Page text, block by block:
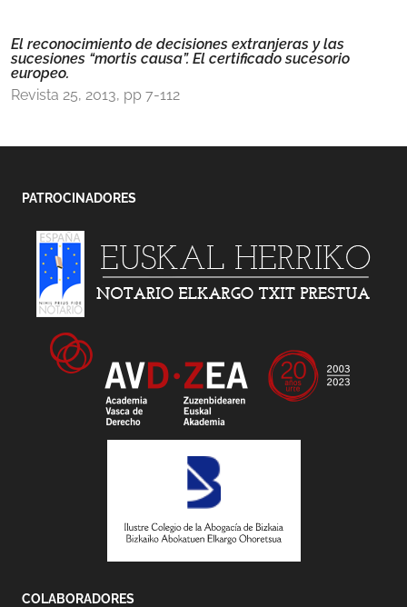
El reconocimiento de decisiones extranjeras y las
sucesiones “mortis causa”. El certificado sucesorio
europeo.
Revista 25, 2013, pp 7-112
PATROCINADORES
COLABORADORES